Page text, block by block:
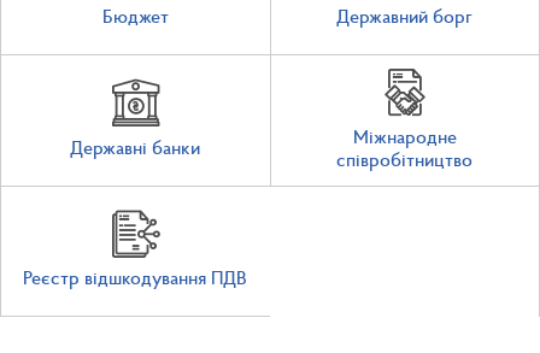
Бюджет Державний борг
Державні банки
Міжнародне
співробітництво
Реєстр відшкодування ПДВ